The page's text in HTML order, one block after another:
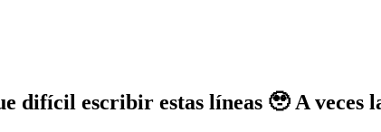
difícil escribir estas líneas 🥹 A veces